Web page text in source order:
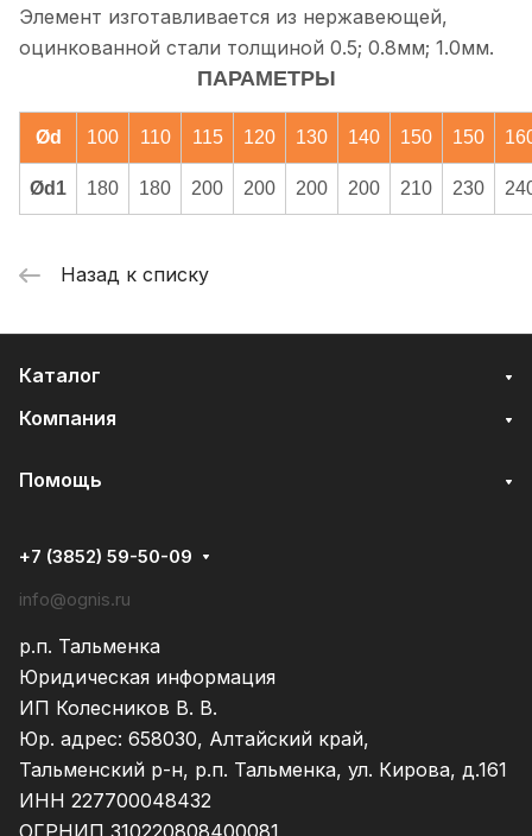
Элемент изготавливается из нержавеющей,
оцинкованной стали толщиной 0.5; 0.8мм; 1.0мм.
ПАРАМЕТРЫ
Ød 100 110 115 120 130 140 150 150
Ød1 180 180 200 200 200 200 210 230
Назад к списку
Каталог
Компания
Помощь
+7 (3852) 59-50-09
info@ognis.ru
р.п. Тальменка
Юридическая информация
ИП Колесников В. В.
Юр. адрес: 658030, Алтайский край,
Тальменский р-н, р.п. Тальменка, ул. Кирова, д.161
ИНН 227700048432